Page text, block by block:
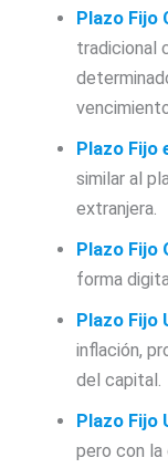
Plazo Fijo
tradicional
Plazo Fijo
similar al
extranjera.
Plazo Fijo
forma
Plazo Fijo
inflación,
del capital.
Plazo Fijo
pero con